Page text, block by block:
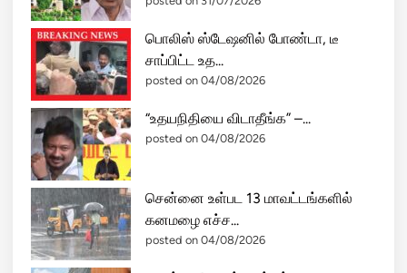
பொலிஸ் ஸ்டேஷனில் போண்டா, டீ
சாப்பிட்ட உத...
posted on 04/08/2026
“உதயநிதியை விடாதீங்க” –...
posted on 04/08/2026
சென்னை உள்பட 13 மாவட்டங்களில்
கனமழை எச்ச...
posted on 04/08/2026